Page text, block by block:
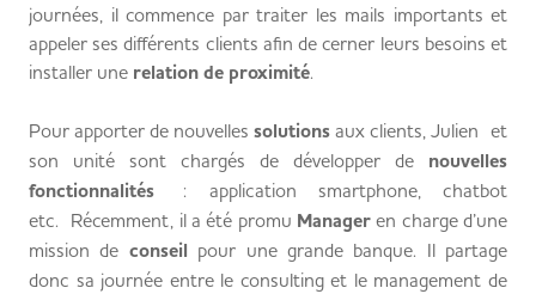
journées, il commence par traiter les mails importants et
appeler ses différents clients afin de cerner leurs besoins et
installer une relation de proximité.
Pour apporter de nouvelles solutions aux clients, Julien et
son unité sont chargés de développer de nouvelles
fonctionnalités : application smartphone, chatbot
etc. Récemment, il a été promu Manager en charge d’une
mission de conseil pour une grande banque. Il partage
donc sa journée entre le consulting et le management de